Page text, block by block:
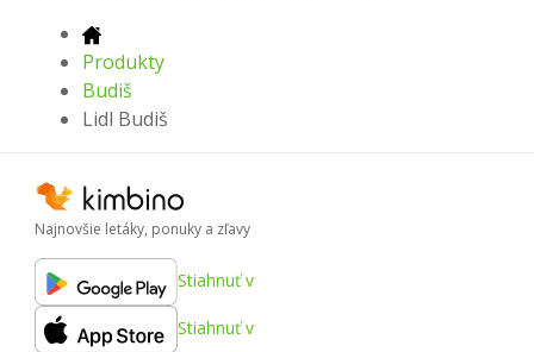
Produkty
Budiš
Lidl Budiš
Najnovšie letáky, ponuky a zľavy
Stiahnuť v
Stiahnuť v